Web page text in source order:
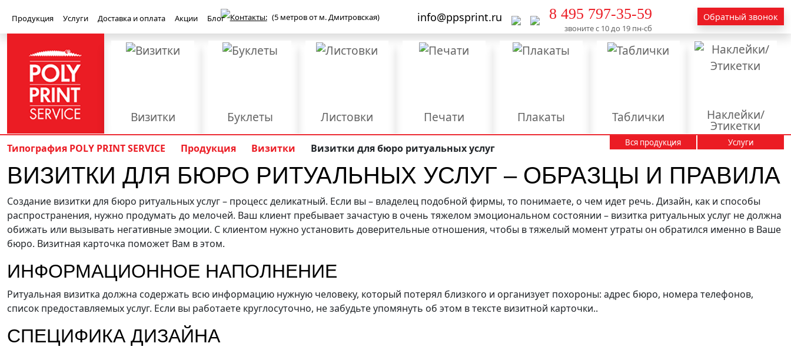
Продукция Услуги Доставка и оплата Акции Блог Контакты: (5 метров от м. Дмитровская) info@ppsprint.ru 8 495 797-35-59
звоните с 10 до 19 пн-сб
Обратный звонок
Полиграфия
PolyPrint
Визитки Буклеты Листовки Печати Плакаты Таблички Наклейки/
Этикетки
Баннеры Бейджи Бланки Брошюры/Каталоги Календари
Книги Конверты Мерч и сувенирка Объемные буквы Пакеты Пластиковые карты
Брошюровка Верстка Вырубка Дизайн Конгрев Ламинация
Наружная реклама Офсетная печать Плоттерная резка
Резка
Ризография Термоперенос Тиражирование
Флексография Фольгирование Цифровая печать Шелкография Широкоформатная
печать
Вся продукция Услуги
Типография POLY PRINT SERVICE Продукция Визитки Визитки для бюро ритуальных услуг
ВИЗИТКИ ДЛЯ БЮРО РИТУАЛЬНЫХ УСЛУГ – ОБРАЗЦЫ И ПРАВИЛА
Создание визитки для бюро ритуальных услуг – процесс деликатный. Если вы – владелец подобной фирмы, то понимаете, о чем идет речь. Дизайн, как и способы
распространения, нужно продумать до мелочей. Ваш клиент пребывает зачастую в очень тяжелом эмоциональном состоянии – визитка ритуальных услуг не должна
обижать или вызывать негативные эмоции. С клиентом нужно установить доверительные отношения, чтобы в тяжелый момент утраты он обратился именно в Ваше
бюро. Визитная карточка поможет Вам в этом.
ИНФОРМАЦИОННОЕ НАПОЛНЕНИЕ
Ритуальная визитка должна содержать всю информацию нужную человеку, который потерял близкого и организует похороны: адрес бюро, номера телефонов,
список предоставляемых услуг. Если вы работаете круглосуточно, не забудьте упомянуть об этом в тексте визитной карточки..
СПЕЦИФИКА ДИЗАЙНА